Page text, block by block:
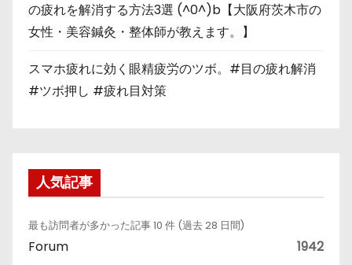
の疲れを解消する方法3選 (^0^)b【大阪府茨木市の
女性・美容鍼灸・整体師が教えます。】
スマホ疲れに効く眼精疲労のツボ。#目の疲れ解消
#ツボ押し #疲れ目対策
人気記事
最も訪問者が多かった記事 10 件 (過去 28 日間)
Forum 1942